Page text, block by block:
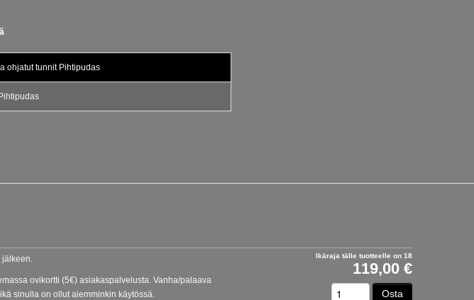
ohjatut tunnit Pihtipudas
jälkeen.
ovikortti (5€) asiakaspalvelusta. Vanha/palaava
sinulla on ollut aiemminkin käytössä.
Ikäraja tälle tuotteelle on 18
119,00 €
Osta